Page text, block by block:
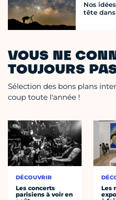
Nos
tête
VOUS NE
TOUJOURS
Sélection des bons plans
coup toute l'année !
DÉCOUVRIR
Les concerts
parisiens à voir en
Les